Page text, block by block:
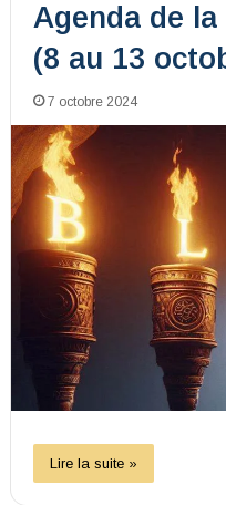
Agenda de
(8 au 13
7 octobre 2024
Lire la suite »